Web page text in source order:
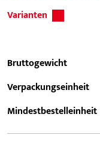
Varianten
Bruttogewicht
Verpackungseinheit
Mindestbestelleinheit